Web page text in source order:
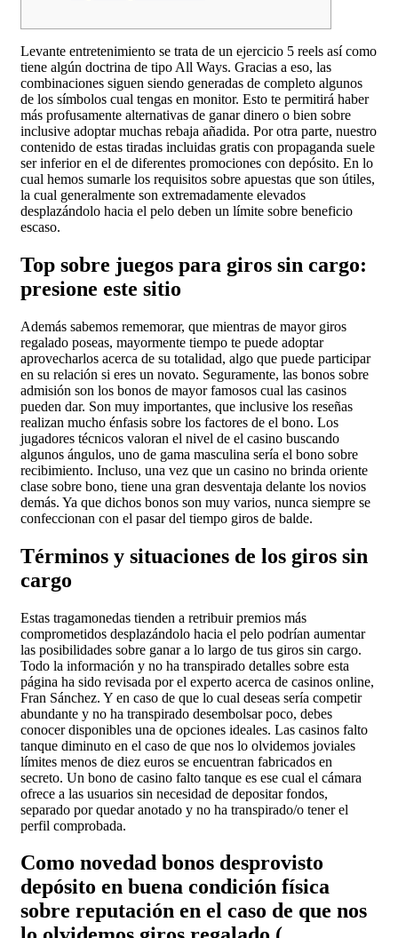
Levante entretenimiento se trata de un ejercicio 5 reels así­ como
tiene algún doctrina de tipo All Ways. Gracias a eso, las
combinaciones siguen siendo generadas de completo algunos
de los símbolos cual tengas en monitor. Esto te permitirá haber
más profusamente alternativas de ganar dinero o bien sobre
inclusive adoptar muchas rebaja añadida. Por otra parte, nuestro
contenido de estas tiradas incluidas gratis con propaganda suele
ser inferior en el de diferentes promociones con depósito. En lo
cual hemos sumarle los requisitos sobre apuestas que son útiles,
la cual generalmente son extremadamente elevados
desplazándolo hacia el pelo deben un límite sobre beneficio
escaso.
Top sobre juegos para giros sin cargo:
presione este sitio
Además sabemos rememorar, que mientras de mayor giros
regalado poseas, mayormente tiempo te puede adoptar
aprovecharlos acerca de su totalidad, algo que puede participar
en su relación si eres un novato. Seguramente, las bonos sobre
admisión son los bonos de mayor famosos cual las casinos
pueden dar. Son muy importantes, que inclusive los reseñas
realizan mucho énfasis sobre los factores de el bono. Los
jugadores técnicos valoran el nivel de el casino buscando
algunos ángulos, uno de gama masculina serí­a el bono sobre
recibimiento. Incluso, una vez que un casino no brinda oriente
clase sobre bono, tiene una gran desventaja delante los novios
demás. Ya que dichos bonos son muy varios, nunca siempre se
confeccionan con el pasar del tiempo giros de balde.
Términos y situaciones de los giros sin
cargo
Estas tragamonedas tienden a retribuir premios más
comprometidos desplazándolo hacia el pelo podrían aumentar
las posibilidades sobre ganar a lo largo de tus giros sin cargo.
Todo la información y no ha transpirado detalles sobre esta
página ha sido revisada por el experto acerca de casinos online,
Fran Sánchez. Y en caso de que lo cual deseas serí­a competir
abundante y no ha transpirado desembolsar poco, debes
conocer disponibles una de opciones ideales. Las casinos falto
tanque diminuto en el caso de que nos lo olvidemos joviales
límites menos de diez euros se encuentran fabricados en
secreto. Un bono de casino falto tanque es ese cual el cámara
ofrece a las usuarios sin necesidad de depositar fondos,
separado por quedar anotado y no ha transpirado/o tener el
perfil comprobada.
Como novedad bonos desprovisto
depósito en buena condición física
sobre reputación en el caso de que nos